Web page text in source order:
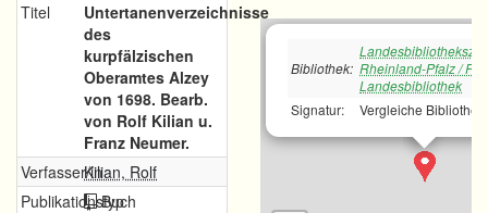
Titel
Untertanenverzeichnisse
des
kurpfälzischen
Oberamtes Alzey
von 1698. Bearb.
von Rolf Kilian u.
Franz Neumer.
Verfasser/inKilian, Rolf
Publikationstyp
Buch
Bibliothek: Rheinland-Pfalz /
Landesbibliothek
Signatur:
Vergleiche